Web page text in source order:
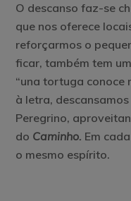
O descanso faz-se
que nos oferece
reforçarmos o
ficar, também tem
“una tortuga conoce
à letra,
Peregrino,
do Caminho. Em
o mesmo espírito.